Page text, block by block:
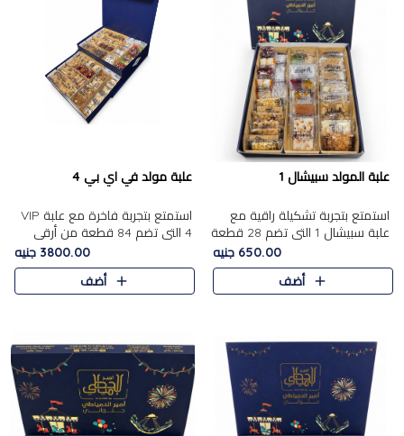
علبة المولد سبيشال 1
استمتع بتجربة تشكيلة راقية مع
علبة سبيشال 1 التي تضم 28 قطعة
من تشكيلة مختارة بعناية من أفخر
حلويات المولد المصرية الأصلية
الشرقية. تحتوي ال..
650.00 جنيه
أضف
علبة مولد في اي بي 4
استمتع بتجربة فاخرة مع علبة VIP
4 التي تضم 84 قطعة من أرقى
حلويات المولد الشرقية، في تشكيلة
غنية تجمع بين الحلويات التقليدية
والمكسرات الفاخرة. تحتوي العلبة
3800.00 جنيه
أضف